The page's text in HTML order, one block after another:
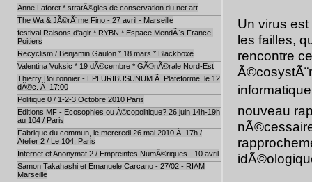
Anne Laforet * stratÃ©gies de conservation du net art
The Wa & JÃ©rÃ´me Fino - 27 avril - Marseille
festival Raisons d'agir * RYBN * Espace MendÃ¨s France,
Poitiers
Recyclism / Benjamin Gaulon * 18 mars * Blackboxe
Valentina Vuksic * 19 dÃ©cembre * GÃ©nÃ©rale Nord-Est
Thierry Boutonnier - EPLURIBUSUNUM Ã Plateforme, le 12
dÃ©c. Ã 17:00
Politique 0 / 1-2-3 Octobre 2010 Paris
Editions MF - Ecosophies ou Ã©copolitique? 26 juin 14h-19h
au 104 / Paris
Fabrique du commun, le mercredi 26 mai 2010 Ã 17h /
Atelier 2 / Le 104, Paris
Internet et Anonymat 2 / Empreintes NumÃ©riques - 10 avril
Samon Takahashi et Emanuele Carcano - 27/02 - RIAM
Marseille
Un virus
les failles,
rencontre
nouveau